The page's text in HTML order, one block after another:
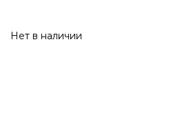
Нет в наличии